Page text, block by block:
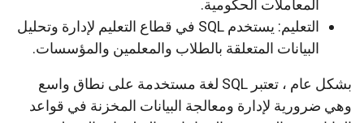
المعاملات الحكومية.
التعليم: يستخدم SQL في قطاع التعليم لإدارة وتحليل
البيانات المتعلقة بالطلاب والمعلمين والمؤسسات.
بشكل عام ، تعتبر SQL لغة مستخدمة على نطاق واسع
وهي ضرورية لإدارة ومعالجة البيانات المخزنة في قواعد